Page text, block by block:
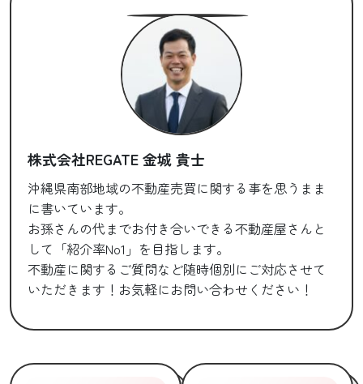
株式会社REGATE 金城 貴士
沖縄県南部地域の不動産売買に関する事を思うまま
に書いています。
お孫さんの代までお付き合いできる不動産屋さんと
して「紹介率No1」を目指します。
不動産に関するご質問など随時個別にご対応させて
いただきます！お気軽にお問い合わせください！